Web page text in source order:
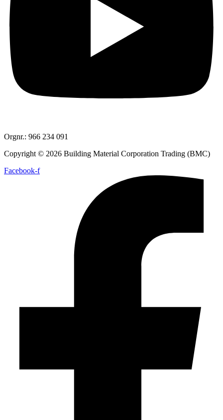
Orgnr.: 966 234 091
Copyright © 2026 Building Material Corporation Trading (BMC)
Facebook-f